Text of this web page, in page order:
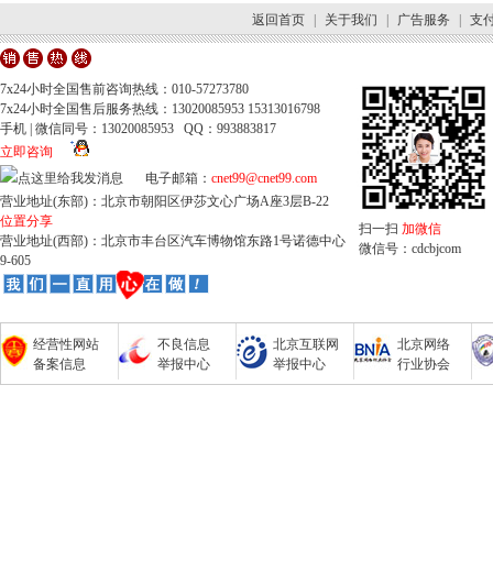
返回首页 关于我们 广告服务 支
7x24小时全国售前咨询热线：010-57273780
7x24小时全国售后服务热线：13020085953 15313016798
手机 | 微信同号：13020085953 QQ：993883817
立即咨询
电子邮箱： cnet99@cnet99.com
营业地址(东部)：北京市朝阳区伊莎文心广场A座3层B-22
位置分享
营业地址(西部)：北京市丰台区汽车博物馆东路1号诺德中心
9-605
扫一扫 加微信
微信号：cdcbjcom
经营性网站
备案信息
不良信息
举报中心
北京互联网
举报中心
北京网络
行业协会